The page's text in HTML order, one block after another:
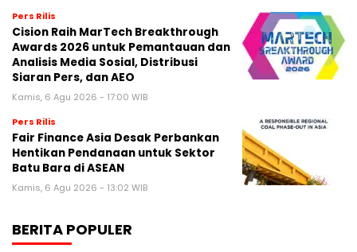
Pers Rilis
Cision Raih MarTech Breakthrough
Awards 2026 untuk Pemantauan dan
Analisis Media Sosial, Distribusi
Siaran Pers, dan AEO
Kamis, 6 Agu 2026 - 17:00 WIB
Pers Rilis
Fair Finance Asia Desak Perbankan
Hentikan Pendanaan untuk Sektor
Batu Bara di ASEAN
Kamis, 6 Agu 2026 - 13:02 WIB
BERITA POPULER